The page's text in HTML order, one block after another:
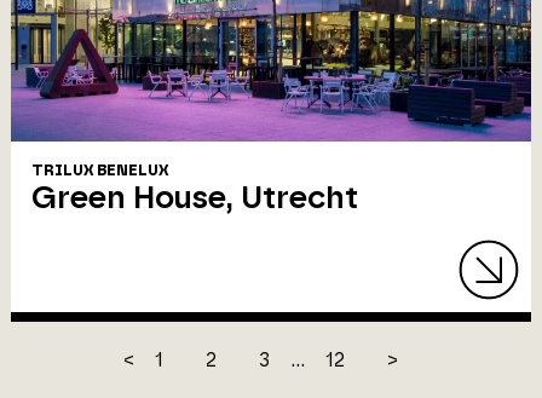
TRILUX BENELUX
Green House, Utrecht
< 1 2 3 ... 12 >